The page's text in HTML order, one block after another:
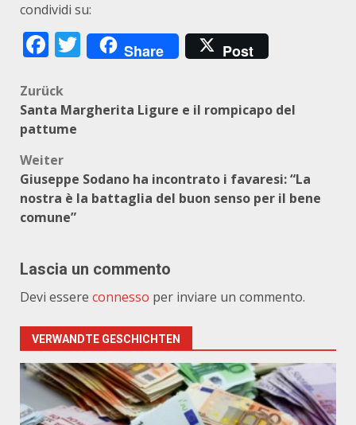
condividi su:
Facebook
Twitter
Share Post
Beitragsnavigation
Zurück
Santa Margherita Ligure e il rompicapo del
pattume
Weiter
Giuseppe Sodano ha incontrato i favaresi: “La
nostra è la battaglia del buon senso per il bene
comune”
Lascia un commento
Devi essere connesso per inviare un commento.
VERWANDTE GESCHICHTEN